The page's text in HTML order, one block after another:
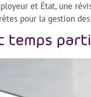
et État, une
pour la gestion
temps